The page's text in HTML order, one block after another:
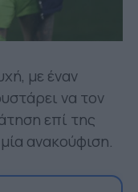
με έναν
να τον
επί της
ανακούφιση.